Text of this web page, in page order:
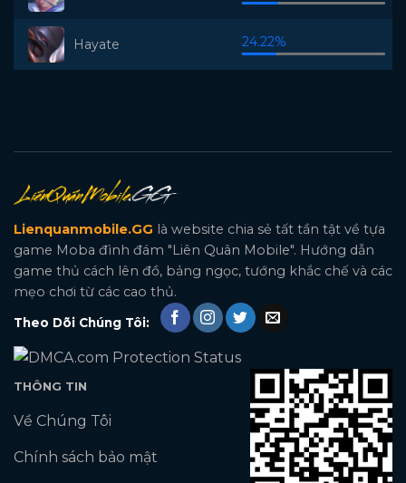
Hayate 24.22%
Lienquanmobile.GG là website chia sẻ tất tần tật về tựa
game Moba đình đám "Liên Quân Mobile". Hướng dẫn
game thủ cách lên đồ, bảng ngọc, tướng khắc chế và các
mẹo chơi từ các cao thủ.
Theo Dõi Chúng Tôi:
THÔNG TIN
Về Chúng Tôi
Chính sách bảo mật